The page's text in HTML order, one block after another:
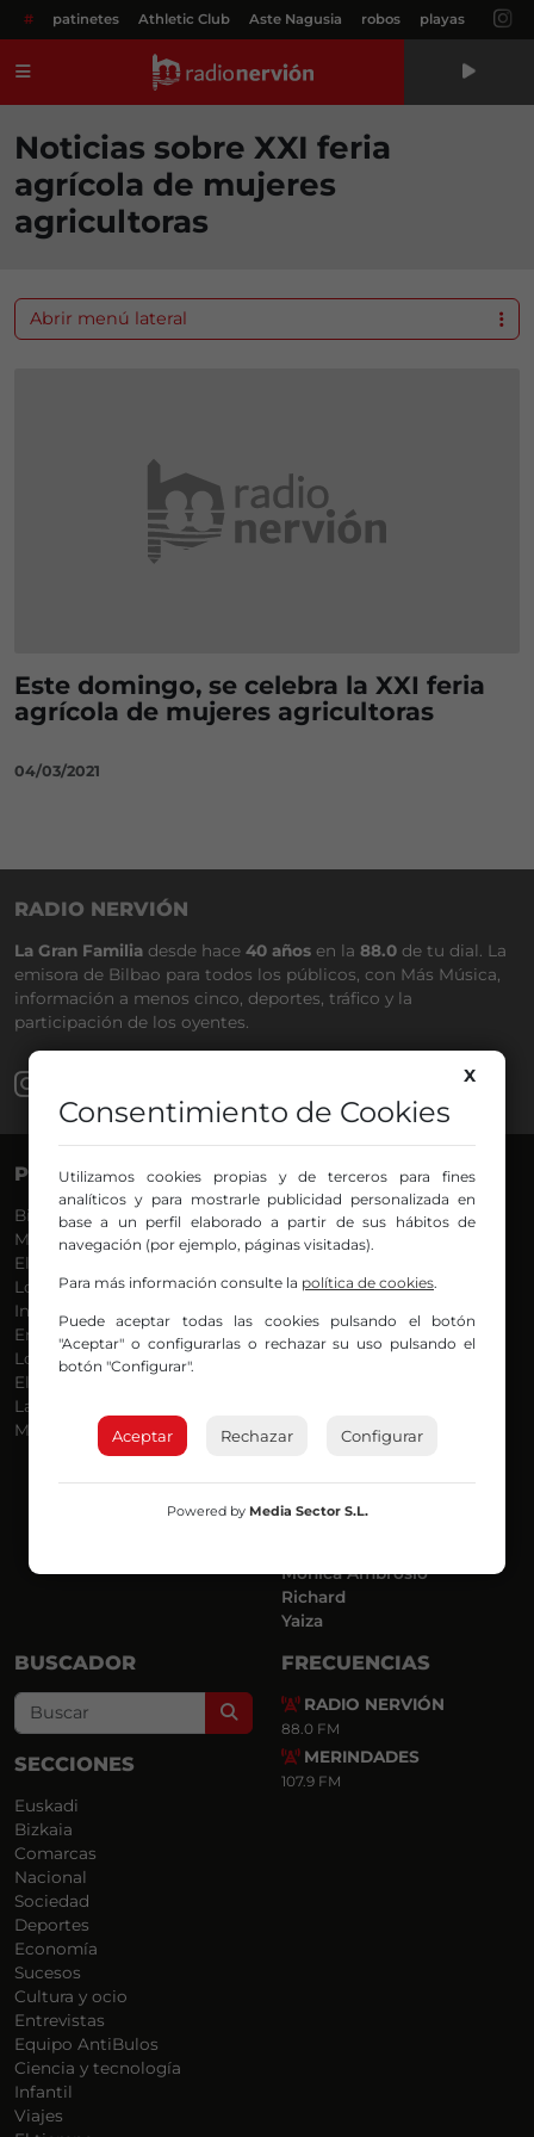
# patinetes Athletic Club Aste Nagusia robos playas
Noticias sobre XXI feria
agrícola de mujeres
agricultoras
Este domingo, se celebra la XXI feria
agrícola de mujeres agricultoras
04/03/2021
Abrir menú lateral
RADIO NERVIÓN
La Gran Familia desde hace 40 años en la 88.0 de tu dial. La
emisora de Bilbao para todos los públicos, con Más Música,
información a menos cinco, deportes, tráfico y la
participación de los oyentes.
PROGRAMAS
Bilbosport
Más Música
El Madrugador
Lo Más Nuevo
Informativos
En Ruta
Locos por la Música
El Supermadrugador
La Mañana de Radio Nervión
Más Madrugada
VOCES
Agurtzane
Belén Ollero
Eduardo
Endika
Jon
Luis Carlos
Mónica Ambrosio
Richard
Yaiza
BUSCADOR
Search
SECCIONES
Euskadi
Bizkaia
Comarcas
Nacional
Sociedad
Deportes
Economía
Sucesos
Cultura y ocio
Entrevistas
Equipo AntiBulos
Ciencia y tecnología
Infantil
Viajes
FRECUENCIAS
RADIO NERVIÓN
88.0 FM
MERINDADES
107.9 FM
X
Consentimiento de Cookies
Utilizamos cookies propias y de terceros para fines
analíticos y para mostrarle publicidad personalizada en
base a un perfil elaborado a partir de sus hábitos de
navegación (por ejemplo, páginas visitadas).
Para más información consulte la política de cookies.
Puede aceptar todas las cookies pulsando el botón
"Aceptar" o configurarlas o rechazar su uso pulsando el
botón "Configurar".
Aceptar Rechazar Configurar
Powered by Media Sector S.L.